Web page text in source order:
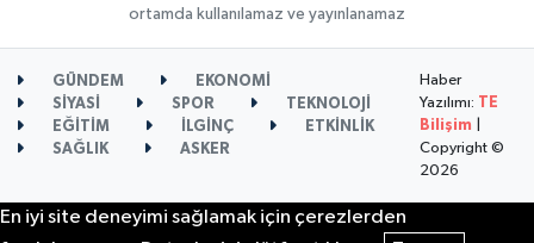
ortamda kullanılamaz ve yayınlanamaz
GÜNDEM
EKONOMİ
SİYASİ
SPOR
TEKNOLOJİ
EĞİTİM
İLGİNÇ
ETKİNLİK
SAĞLIK
ASKER
Haber
Yazılımı:
TE
Bilişim
Copyright ©
2026
En iyi site deneyimi sağlamak için çerezlerden